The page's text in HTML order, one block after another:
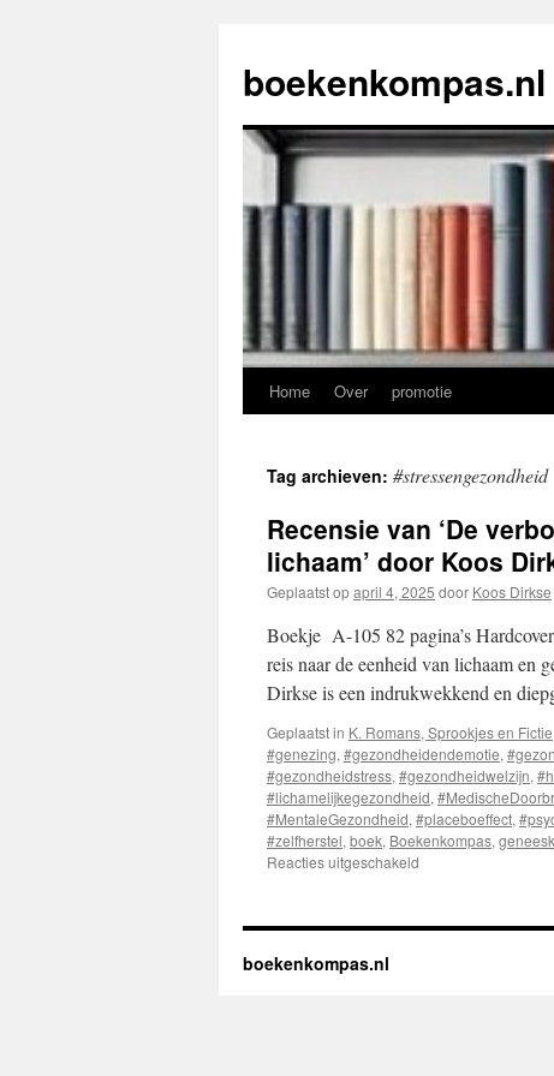
de
inhoud
boekenkompas.nl
Home Over promotie
Tag archieven: #stressengezondheid
Recensie van ‘De
lichaam’ door Koos
Geplaatst opapril 4, 2025 door Koos Dirkse
Boekje A-105 82 pagina’s
reis naar de eenheid van lichaam en
Dirkse is een indrukwekkend en
Geplaatst in K. Romans, Sprookjes en Fictie
#genezing, #gezondheidendemotie,
#gezondheidstress, #gezondheidwelzijn,
#lichamelijkegezondheid,
#MentaleGezondheid, #placeboeffect,
#zelfherstel, boek, Boekenkompas,
Reacties uitgeschakeld
‘De
boekenkompas.nl